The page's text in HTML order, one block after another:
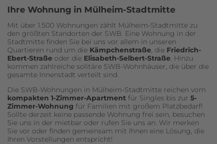
Ihre Wohnung in Mülheim-Stadtmitte
Mit über 1.500 Wohnungen zählt Mülheim-Stadtmitte zu
den größten Standorten der SWB. Eine Wohnung in der
Stadtmitte finden Sie bei uns vor allem in unseren
Quartieren rund um die Kämpchenstraße, die Friedrich-
Ebert-Straße oder die Elisabeth-Selbert-Straße. Hinzu
kommen zahlreiche solitäre SWB-Wohnhäuser, die über die
gesamte Innenstadt verteilt sind.
Die SWB-Wohnungen in Mülheim-Stadtmitte reichen vom
kompakten 1-Zimmer-Apartment für Singles bis zur 5-
Zimmer-Wohnung für Familien mit großem Platzbedarf!
Sollte derzeit keine passende Wohnung frei sein, besuchen
Sie uns in der mietbar oder rufen Sie uns an: Wir merken
Sie vor oder finden gemeinsam mit Ihnen eine Lösung, die
Ihren Vorstellungen entspricht!